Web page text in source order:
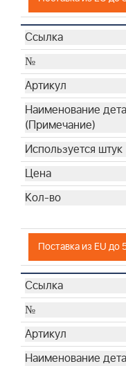
Поставка из EU до